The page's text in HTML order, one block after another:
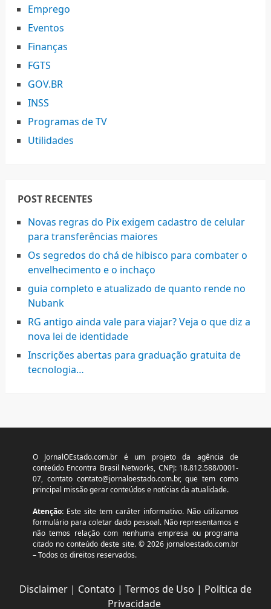
Emprego
Eventos
Finanças
FGTS
GOV.BR
INSS
Programas de TV
Utilidades
POST RECENTES
Novas regras do Pix exigem cadastro de celular
para transferências maiores
Os segredos do chá de hibisco para combater o
envelhecimento e o inchaço
guia completo e atualizado de quanto rende no
Nubank
RG antigo ainda vale para viajar? Veja o que diz a
nova lei de identidade
Inscrições abertas para graduação gratuita de
tecnologia…
O JornalOEstado.com.br é um projeto da agência de
conteúdo Encontra Brasil Networks, CNPJ: 18.812.588/0001-
07, contato contato@jornaloestado.com.br, que tem como
principal missão gerar conteúdos e notícias da atualidade.
Atenção:Este site tem caráter informativo. Não utilizamos
formulário para coletar dado pessoal. Não representamos e
não temos relação com nenhuma empresa ou programa
citado no conteúdo deste site. © 2026 jornaloestado.com.br
– Todos os direitos reservados.
Disclaimer| Contato | Termos de Uso | Política de
Privacidade